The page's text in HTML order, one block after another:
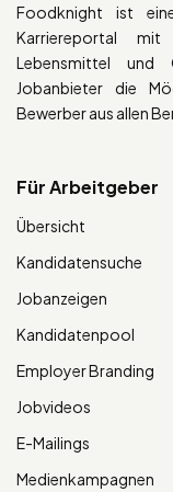
Foodknight ist
Karriereportal
Lebensmittel und
Jobanbieter die
Bewerber aus allen
Für Arbeitgeber
Übersicht
Kandidatensuche
Jobanzeigen
Kandidatenpool
Employer Branding
Jobvideos
E-Mailings
Medienkampagnen